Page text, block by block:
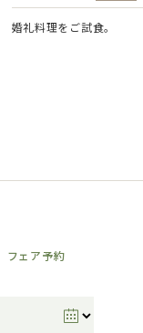
婚礼料理をご試食。
フェア予約